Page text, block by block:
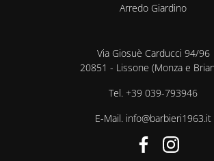
Arredo Giardino
Via Giosuè Carducci 94/96
20851 - Lissone (Monza e
Tel. +39 039-793946
E-Mail. info@barbieri1963.it